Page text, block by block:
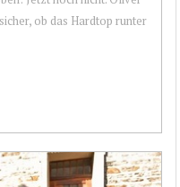
ob das Hardtop runter